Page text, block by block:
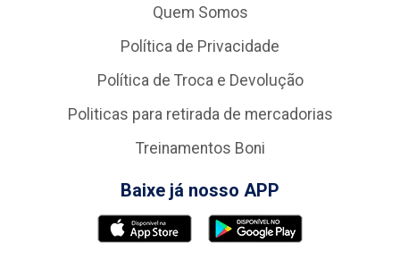
Quem Somos
Política de Privacidade
Política de Troca e Devolução
Politicas para retirada de mercadorias
Treinamentos Boni
Baixe já nosso APP